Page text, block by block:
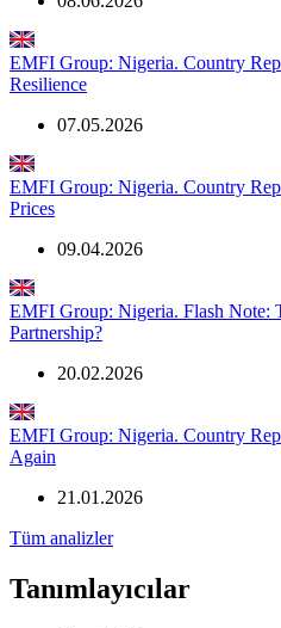
EMFI Group: Nigeria. Country
Resilience
07.05.2026
EMFI Group: Nigeria. Country
Prices
09.04.2026
EMFI Group: Nigeria. Flash Note:
Partnership?
20.02.2026
EMFI Group: Nigeria. Country
Again
21.01.2026
Tüm analizler
Tanımlayıcılar